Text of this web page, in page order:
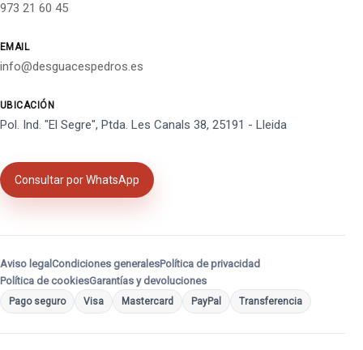
973 21 60 45
EMAIL
info@desguacespedros.es
UBICACIÓN
Pol. Ind. "El Segre", Ptda. Les Canals 38, 25191 - Lleida
Consultar por WhatsApp
Aviso legal Condiciones generalesPolítica de privacidad
Política de cookiesGarantías y devoluciones
Pago seguro Visa Mastercard PayPal Transferencia